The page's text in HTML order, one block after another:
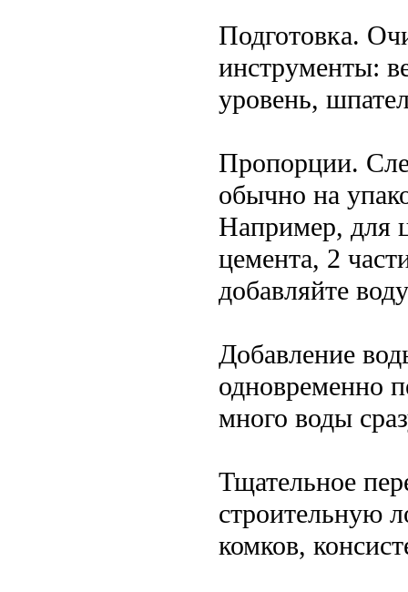
Подготовка.
инструменты:
уровень,
Пропорции.
обычно на
Например, для
цемента, 2
добавляйте
Добавление
одновременно
много воды
Тщательное
строительную
комков,